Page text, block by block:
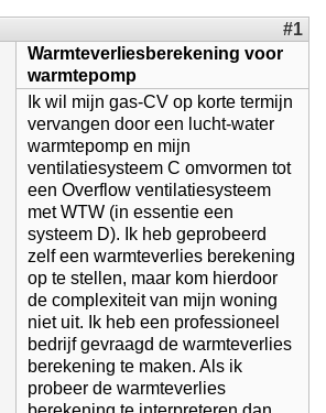
#1
Warmteverliesberekening voor
warmtepomp
Ik wil mijn gas-CV op korte termijn
vervangen door een lucht-water
warmtepomp en mijn
ventilatiesysteem C omvormen tot
een Overflow ventilatiesysteem
met WTW (in essentie een
systeem D). Ik heb geprobeerd
zelf een warmteverlies berekening
op te stellen, maar kom hierdoor
de complexiteit van mijn woning
niet uit. Ik heb een professioneel
bedrijf gevraagd de warmteverlies
berekening te maken. Als ik
probeer de warmteverlies